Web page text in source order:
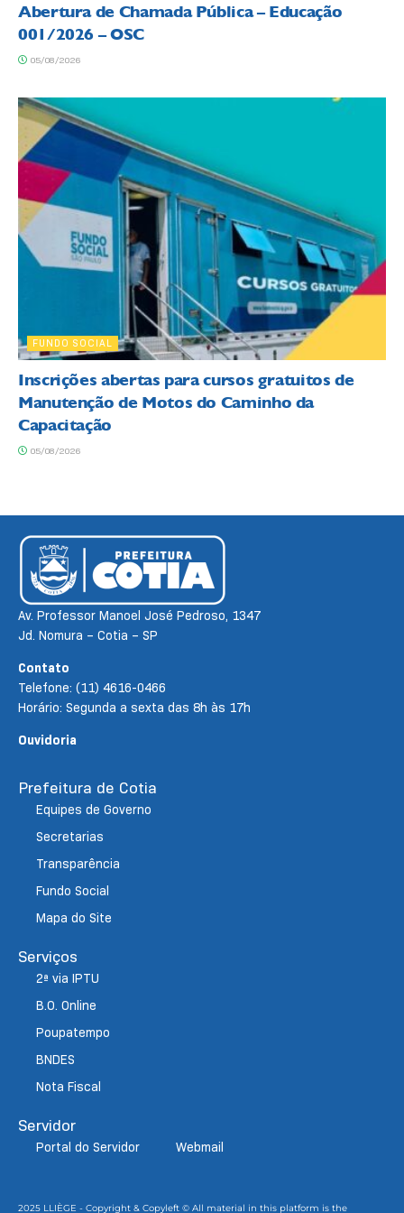
Abertura de Chamada Pública – Educação
001/2026 – OSC
05/08/2026
FUNDO SOCIAL
Inscrições abertas para cursos gratuitos de
Manutenção de Motos do Caminho da
Capacitação
05/08/2026
Av. Professor Manoel José Pedroso, 1347
Jd. Nomura – Cotia – SP
Contato
Telefone: (11) 4616-0466
Horário: Segunda a sexta das 8h às 17h
Ouvidoria
Prefeitura de Cotia
Equipes de Governo
Secretarias
Transparência
Fundo Social
Mapa do Site
Serviços
2ª via IPTU
B.O. Online
Poupatempo
BNDES
Nota Fiscal
Servidor
Portal do Servidor Webmail
2025 LLIÈGE - Copyright & Copyleft © All material in this platform is the